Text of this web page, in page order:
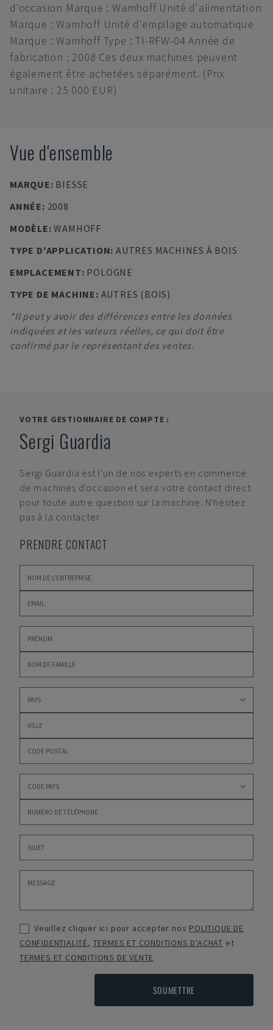
d'occasion Marque : Wamhoff Unité d'alimentation
Marque : Wamhoff Unité d'empilage automatique
Marque : Wamhoff Type : TI-RFW-04 Année de
fabrication : 2008 Ces deux machines peuvent
également être achetées séparément. (Prix
unitaire : 25 000 EUR)
Vue d'ensemble
MARQUE: BIESSE
ANNÉE: 2008
MODÈLE:WAMHOFF
TYPE D'APPLICATION: AUTRES MACHINES À BOIS
EMPLACEMENT: POLOGNE
TYPE DE MACHINE: AUTRES (BOIS)
*Il peut y avoir des différences entre les données
indiquées et les valeurs réelles, ce qui doit être
confirmé par le représentant des ventes.
VOTRE GESTIONNAIRE DE COMPTE :
Sergi Guardia
Sergi Guardia est l'un de nos experts en commerce
de machines d'occasion et sera votre contact direct
pour toute autre question sur la machine. N'hésitez
pas à la contacter.
PRENDRE CONTACT
Veuillez cliquer ici pour accepter nos POLITIQUE DE
CONFIDENTIALITÉ, TERMES ET CONDITIONS D'ACHAT et
TERMES ET CONDITIONS DE VENTE
SOUMETTRE